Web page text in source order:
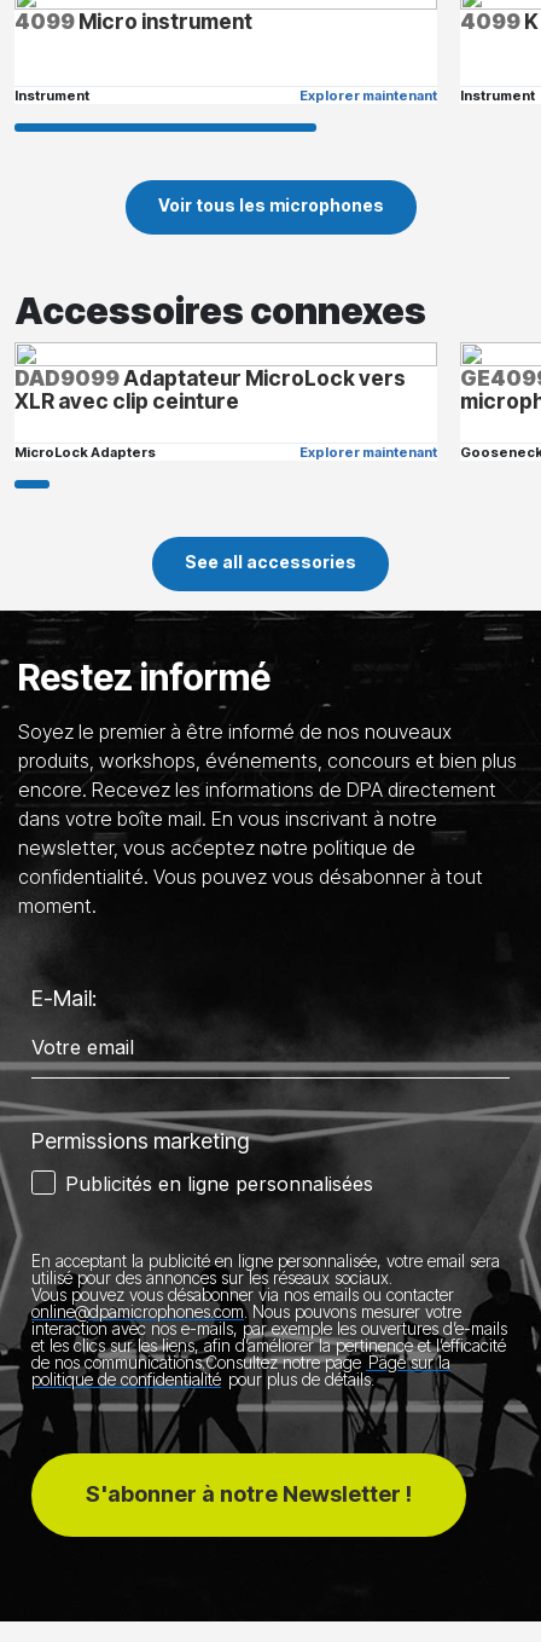
4099Micro instrument
Instrument Explorer maintenant
4099
Instrument
Voir tous les microphones
Accessoires connexes
DAD9099Adaptateur MicroLock vers
XLR avec clip ceinture
MicroLock Adapters Explorer maintenant
See all accessories
Restez informé
Soyez le premier à être informé de nos nouveaux
produits, workshops, événements, concours et bien plus
encore. Recevez les informations de DPA directement
dans votre boîte mail. En vous inscrivant à notre
newsletter, vous acceptez notre politique de
confidentialité. Vous pouvez vous désabonner à tout
moment.
E-Mail:
Permissions marketing
Publicités en ligne personnalisées
En acceptant la publicité en ligne personnalisée, votre email sera
utilisé pour des annonces sur les réseaux sociaux.
Vous pouvez vous désabonner via nos emails ou contacter
online@dpamicrophones.com. Nous pouvons mesurer votre
interaction avec nos e-mails, par exemple les ouvertures d’e-mails
et les clics sur les liens, afin d’améliorer la pertinence et l’efficacité
de nos communications.Consultez notre page Page sur la
politique de confidentialité pour plus de détails.
S'abonner à notre Newsletter !